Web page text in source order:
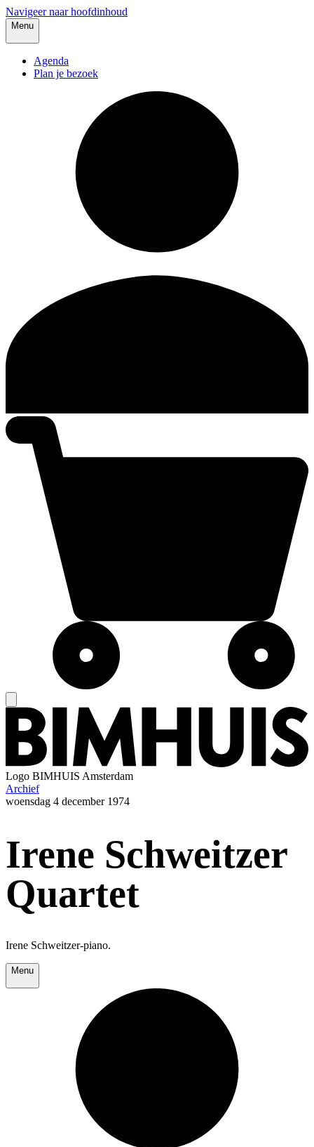
Navigeer naar hoofdinhoud
Menu
Agenda
Plan je bezoek
Logo BIMHUIS Amsterdam
Archief
woensdag 4 december 1974
Irene Schweitzer
Quartet
Irene Schweitzer-piano.
Menu